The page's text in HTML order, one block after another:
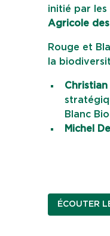
initié par les
Agricole
Rouge et
la
Christian
Blanc
Michel
ÉCOUTER